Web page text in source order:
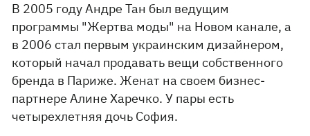
В 2005 году Андре Тан был ведущим
программы "Жертва моды" на Новом канале, а
в 2006 стал первым украинским дизайнером,
который начал продавать вещи собственного
бренда в Париже. Женат на своем бизнес-
партнере Алине Харечко. У пары есть
четырехлетняя дочь София.